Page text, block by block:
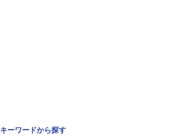
キーワードから探す